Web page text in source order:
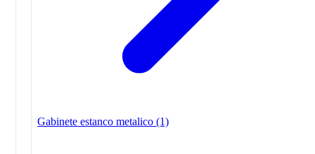
Gabinete estanco metalico (1)